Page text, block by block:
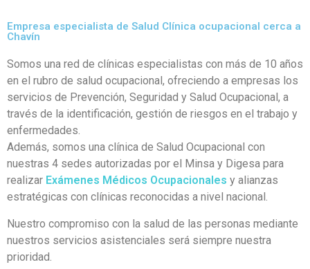
Empresa especialista de Salud Clínica ocupacional cerca a
Chavín
Somos una red de clínicas especialistas con más de 10 años
en el rubro de salud ocupacional, ofreciendo a empresas los
servicios de Prevención, Seguridad y Salud Ocupacional, a
través de la identificación, gestión de riesgos en el trabajo y
enfermedades.
Además, somos una clínica de Salud Ocupacional con
nuestras 4 sedes autorizadas por el Minsa y Digesa para
realizar Exámenes Médicos Ocupacionales y alianzas
estratégicas con clínicas reconocidas a nivel nacional.
Nuestro compromiso con la salud de las personas mediante
nuestros servicios asistenciales será siempre nuestra
prioridad.